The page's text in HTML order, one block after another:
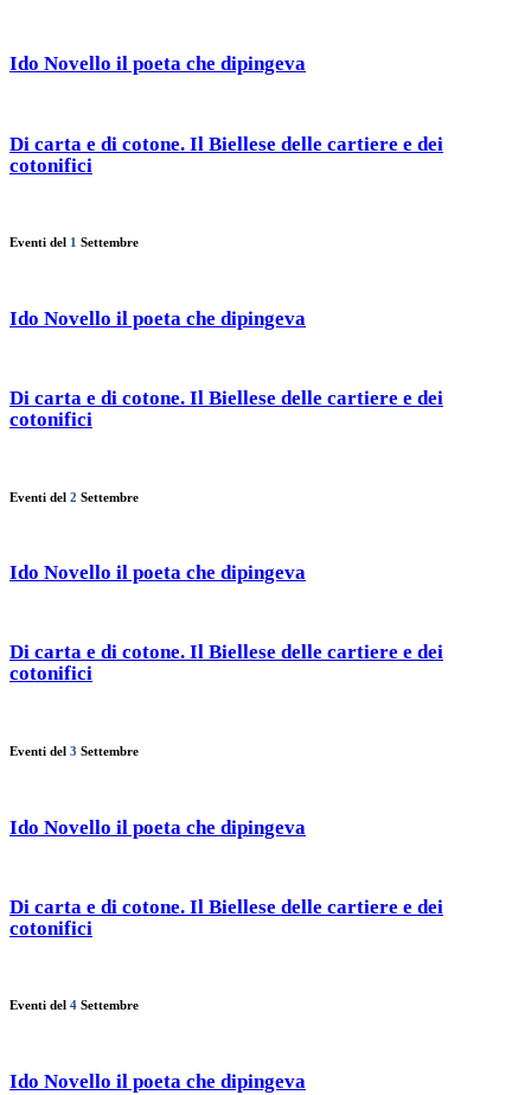
Ido Novello il poeta che dipingeva
Di carta e di cotone. Il Biellese delle cartiere e dei
cotonifici
Eventi del 1 Settembre
Ido Novello il poeta che dipingeva
Di carta e di cotone. Il Biellese delle cartiere e dei
cotonifici
Eventi del 2 Settembre
Ido Novello il poeta che dipingeva
Di carta e di cotone. Il Biellese delle cartiere e dei
cotonifici
Eventi del 3 Settembre
Ido Novello il poeta che dipingeva
Di carta e di cotone. Il Biellese delle cartiere e dei
cotonifici
Eventi del 4 Settembre
Ido Novello il poeta che dipingeva